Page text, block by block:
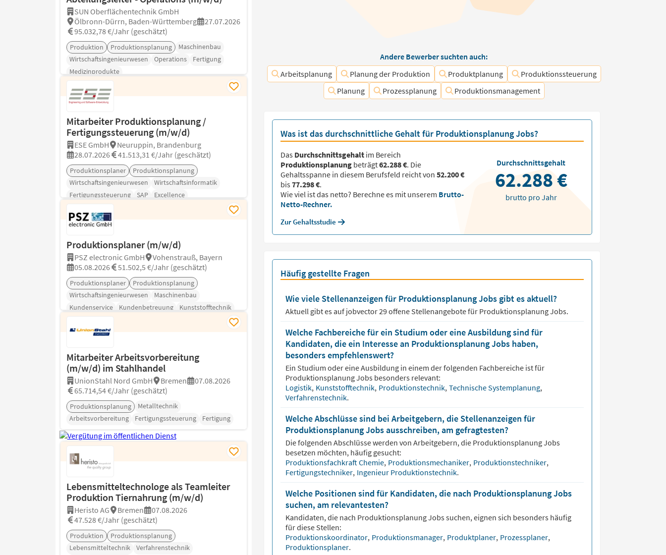
SUN Oberflächentechnik GmbH
Ölbronn-Dürrn, Baden-Württemberg
27.07.2026
95.032,78 €/Jahr (geschätzt)
Produktion Produktionsplanung
Maschinenbau
Wirtschaftsingenieurwesen
Operations
Fertigung
Medizinprodukte
Mitarbeiter Produktionsplanung /
Fertigungssteuerung (m/w/d)
ESE GmbH
Neuruppin, Brandenburg
28.07.2026
41.513,31 €/Jahr (geschätzt)
Produktionsplaner
Produktionsplanung
Wirtschaftsingenieurwesen
Wirtschaftsinformatik
Fertigungssteuerung
SAP Excellence
Produktionsplaner (m/w/d)
PSZ electronic GmbH
Vohenstrauß, Bayern
05.08.2026
51.502,5 €/Jahr (geschätzt)
Produktionsplaner
Produktionsplanung
Wirtschaftsingenieurwesen
Maschinenbau
Kundenservice
Kundenbetreuung Kunststofftechnik
Mitarbeiter Arbeitsvorbereitung
(m/w/d) im Stahlhandel
UnionStahl Nord GmbH Bremen
07.08.2026
65.714,54 €/Jahr (geschätzt)
Produktionsplanung
Metalltechnik
Arbeitsvorbereitung
Fertigungssteuerung Fertigung
Lebensmitteltechnologe als Teamleiter
Produktion Tiernahrung (m/w/d)
Heristo AG Bremen
07.08.2026
47.528 €/Jahr (geschätzt)
Produktion
Produktionsplanung
Lebensmitteltechnik
Verfahrenstechnik
Andere Bewerber suchten auch:
Arbeitsplanung
Planung der Produktion Produktplanung
Produktionssteuerung
Planung
Prozessplanung Produktionsmanagement
Was ist das durchschnittliche Gehalt für Produktionsplanung Jobs?
Das Durchschnittsgehaltim Bereich
Produktionsplanungbeträgt62.288 €. Die
Gehaltsspanne in diesem Berufsfeld reicht von 52.200 €
bis77.298 €.
Wie viel ist das netto? Berechne es mit unserem Brutto-
Netto-Rechner.
Zur Gehaltsstudie
Durchschnittsgehalt
62.288 €
brutto pro Jahr
Häufig gestellte Fragen
Wie viele Stellenanzeigen für Produktionsplanung Jobs gibt es aktuell?
Aktuell gibt es auf jobvector29offene Stellenangebote für Produktionsplanung Jobs.
Welche Fachbereiche für ein Studium oder eine Ausbildung sind für
Kandidaten, die ein Interesse an Produktionsplanung Jobs haben,
besonders empfehlenswert?
Ein Studium oder eine Ausbildung in einem der folgenden Fachbereiche ist für
ProduktionsplanungJobs besonders relevant:
Logistik, Kunststofftechnik, Produktionstechnik, Technische Systemplanung,
Verfahrenstechnik.
Welche Abschlüsse sind bei Arbeitgebern, die Stellenanzeigen für
Produktionsplanung Jobs ausschreiben, am gefragtesten?
Die folgenden Abschlüsse werden von Arbeitgebern, die ProduktionsplanungJobs
besetzen möchten, häufig gesucht:
Produktionsfachkraft Chemie, Produktionsmechaniker, Produktionstechniker,
Fertigungstechniker, Ingenieur Produktionstechnik.
Welche Positionen sind für Kandidaten, die nach Produktionsplanung Jobs
suchen, am relevantesten?
Kandidaten, die nach ProduktionsplanungJobs suchen, eignen sich besonders häufig
für diese Stellen:
Produktionskoordinator, Produktionsmanager, Produktplaner, Prozessplaner,
Produktionsplaner.